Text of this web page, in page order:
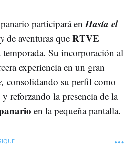
participará en Hasta el
de aventuras que RTVE
Su incorporación al
experiencia en un gran
consolidando su perfil como
y reforzando la presencia de la
en la pequeña pantalla.